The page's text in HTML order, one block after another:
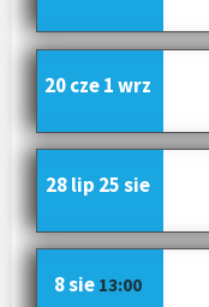
20 cze 1 wrz
28 lip 25 sie
8 sie 13:00